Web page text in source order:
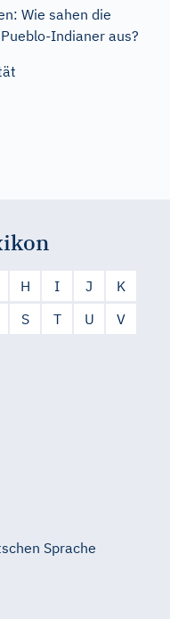
Wie sahen die
Indianer aus?
H I J
K
S T U
V
Sprache